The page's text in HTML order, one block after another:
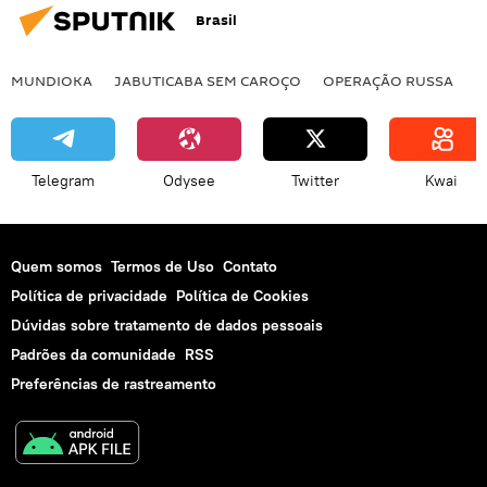
Brasil
MUNDIOKA JABUTICABA SEM CAROÇO OPERAÇÃO RUSSA
Telegram Odysee Twitter Kwai
Quem somos Termos de Uso Contato
Política de privacidade Política de Cookies
Dúvidas sobre tratamento de dados pessoais
Padrões da comunidade RSS
Preferências de rastreamento